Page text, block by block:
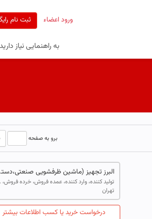
ورود اعضاء ثبت نام
به راهنمایی نیاز
برو به صفحه
البرز تجهیز (ماشین ظرفشویی
تولید
تهران
درخواست خرید یا کسب اطلاعات بیشتر